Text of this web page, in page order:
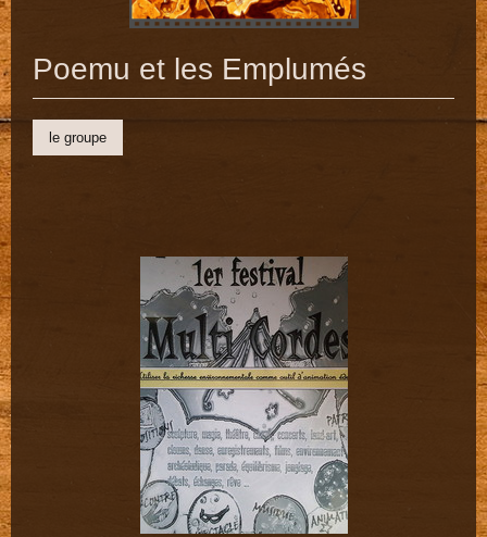
Poemu et les Emplumés
le groupe